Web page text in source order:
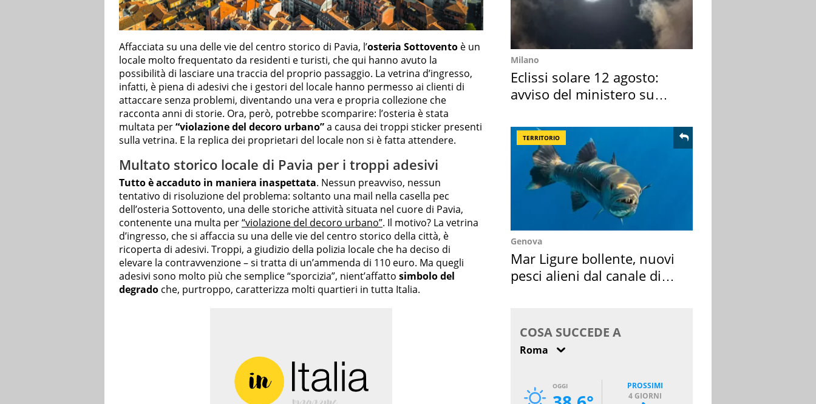
Affacciata su una delle vie del centro storico di Pavia, l’osteria Sottovento è un
locale molto frequentato da residenti e turisti, che qui hanno avuto la
possibilità di lasciare una traccia del proprio passaggio. La vetrina d’ingresso,
infatti, è piena di adesivi che i gestori del locale hanno permesso ai clienti di
attaccare senza problemi, diventando una vera e propria collezione che
racconta anni di storie. Ora, però, potrebbe scomparire: l’osteria è stata
multata per“violazione del decoro urbano”a causa dei troppi sticker presenti
sulla vetrina. E la replica dei proprietari del locale non si è fatta attendere.
Multato storico locale di Pavia per i troppi adesivi
Tutto è accaduto in maniera inaspettata. Nessun preavviso, nessun
tentativo di risoluzione del problema: soltanto una mail nella casella pec
dell’osteria Sottovento, una delle storiche attività situata nel cuore di Pavia,
contenente una multa per“violazione del decoro urbano”. Il motivo? La vetrina
d’ingresso, che si affaccia su una delle vie del centro storico della città, è
ricoperta di adesivi. Troppi, a giudizio della polizia locale che ha deciso di
elevare la contravvenzione – si tratta di un’ammenda di 110 euro. Ma quegli
adesivi sono molto più che semplice “sporcizia”, nient’affatto simbolo del
degrado che, purtroppo, caratterizza molti quartieri in tutta Italia.
Milano
Eclissi solare 12 agosto:
avviso del ministero su
TERRITORIO
Genova
Mar Ligure bollente, nuovi
pesci alieni dal canale di